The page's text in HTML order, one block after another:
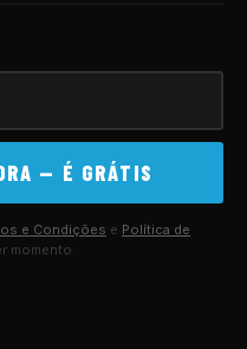
— É GRÁTIS
e Condições e Política de
momento.